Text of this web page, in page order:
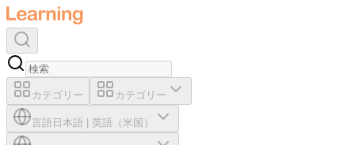
カテゴリー カテゴリー
言語 日本語 英語（米国）